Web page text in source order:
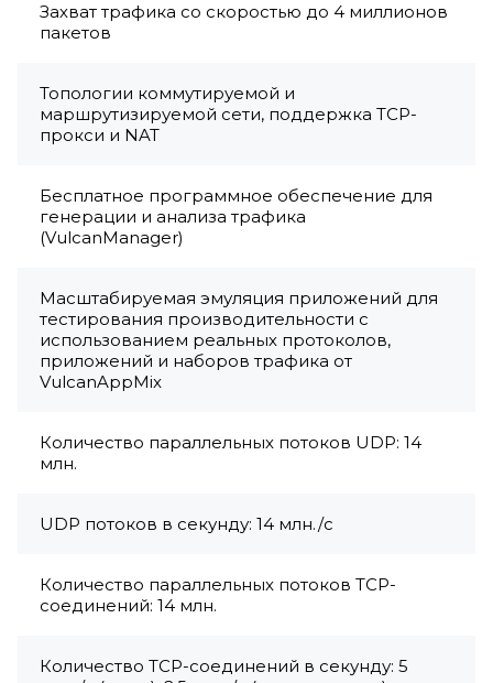
Захват трафика со скоростью до 4 миллионов
пакетов
Топологии коммутируемой и
маршрутизируемой сети, поддержка TCP-
прокси и NAT
Бесплатное программное обеспечение для
генерации и анализа трафика
(VulcanManager)
Масштабируемая эмуляция приложений для
тестирования производительности с
использованием реальных протоколов,
приложений и наборов трафика от
VulcanAppMix
Количество параллельных потоков UDP: 14
млн.
UDP потоков в секунду: 14 млн./с
Количество параллельных потоков TCP-
соединений: 14 млн.
Количество TCP-соединений в секунду: 5